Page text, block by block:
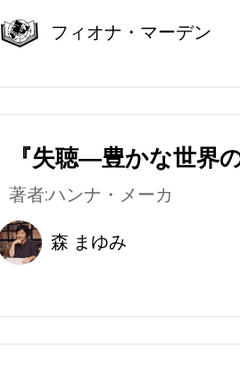
フィオナ・マーデン
『失聴―豊かな世界
著者:ハンナ・メーカ
森 まゆみ